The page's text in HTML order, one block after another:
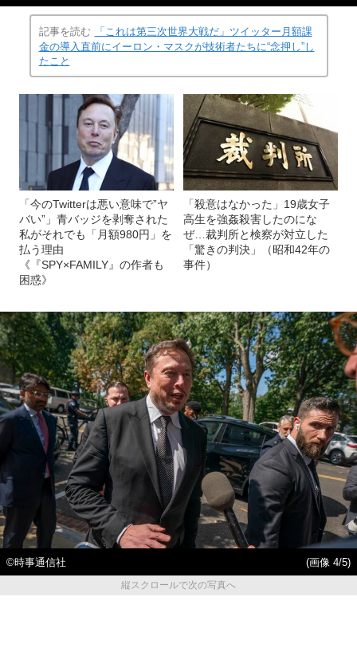
記事を読む
「これは第三次世界大戦だ」ツイッター月額課
金の導入直前にイーロン・マスクが技術者たちに“念押し”し
たこと
「今のTwitterは悪い意味で”ヤ
バい”」青バッジを剥奪された
私がそれでも「月額980円」を
払う理由
《『SPY×FAMILY』の作者も
困惑》
「殺意はなかった」19歳女子
高生を強姦殺害したのにな
ぜ…裁判所と検察が対立した
「驚きの判決」（昭和42年の
事件）
©時事通信社
(画像 4/5)
縦スクロールで次の写真へ